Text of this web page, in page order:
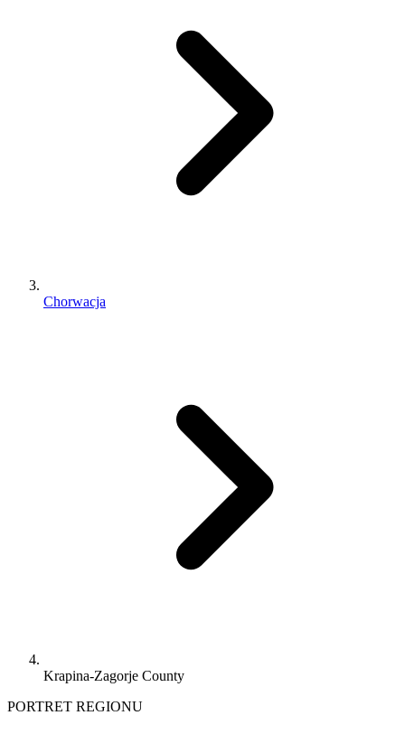
Chorwacja
Krapina-Zagorje County
PORTRET REGIONU